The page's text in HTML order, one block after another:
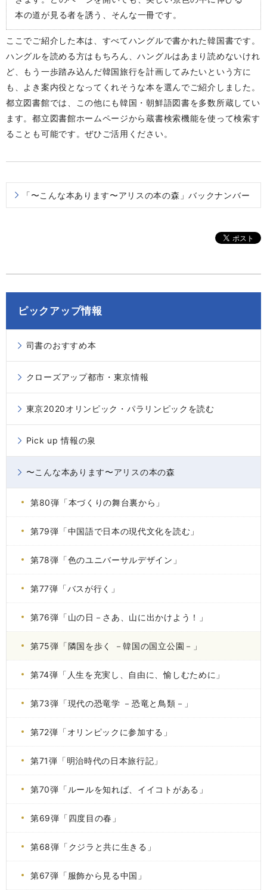
本の道が見る者を誘う、そんな一冊です。
ここでご紹介した本は、すべてハングルで書かれた韓国書です。
ハングルを読める方はもちろん、ハングルはあまり読めないけれ
ど、もう一歩踏み込んだ韓国旅行を計画してみたいという方に
も、よき案内役となってくれそうな本を選んでご紹介しました。
都立図書館では、この他にも韓国・朝鮮語図書を多数所蔵してい
ます。都立図書館ホームページから蔵書検索機能を使って検索す
ることも可能です。ぜひご活用ください。
「〜こんな本あります〜アリスの本の森」バックナンバー
ピックアップ情報
司書のおすすめ本
クローズアップ都市・東京情報
東京2020オリンピック・パラリンピックを読む
Pick up 情報の泉
〜こんな本あります〜アリスの本の森
第80弾「本づくりの舞台裏から」
第79弾「中国語で日本の現代文化を読む」
第78弾「色のユニバーサルデザイン」
第77弾「バスが行く」
第76弾「山の日－さあ、山に出かけよう！」
第75弾「隣国を歩く －韓国の国立公園－」
第74弾「人生を充実し、自由に、愉しむために」
第73弾「現代の恐竜学 －恐竜と鳥類－」
第72弾「オリンピックに参加する」
第71弾「明治時代の日本旅行記」
第70弾「ルールを知れば、イイコトがある」
第69弾「四度目の春」
第68弾「クジラと共に生きる」
第67弾「服飾から見る中国」